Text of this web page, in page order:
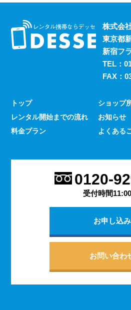
あります。 例えば、スマホ用ア
検証用にスマホのレンタルをお考
相談ください。
過去に発生した料金トラブルなど
からスマホの利用契約を締結でき
うな連絡手段となるものは手元に
るものです。 デッセでは、そうい
にご契約いただけるレンタルスマ
してだけでなく出退勤やスケジュ
します。 会社は人の出入りもあり
ホのように1台1台契約するよりも
方がよりお得に利用できます。 会
個人でのご利用から法人向けの複
様の用途に合わせた様々な利用方
株式会
東京都
新宿フ
TEL：
FAX：
トップ
レンタル開始までの流れ
料金プラン
ショップ
お知らせ
よくある
0120-
受付時間
お申し込み
お問い合わ